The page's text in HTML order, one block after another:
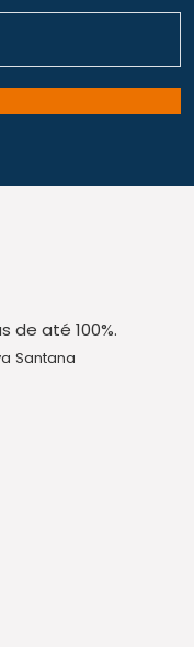
de até 100%.
Santana